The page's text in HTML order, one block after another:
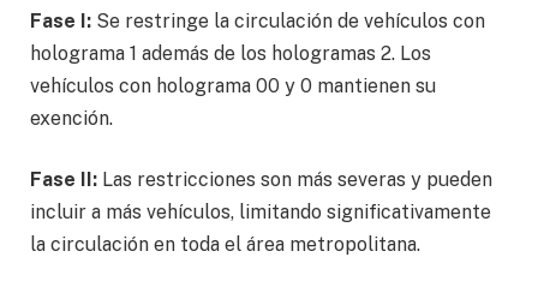
Fase I: Se restringe la circulación de vehículos con
holograma 1 además de los hologramas 2. Los
vehículos con holograma 00 y 0 mantienen su
exención.
Fase II: Las restricciones son más severas y pueden
incluir a más vehículos, limitando significativamente
la circulación en toda el área metropolitana.